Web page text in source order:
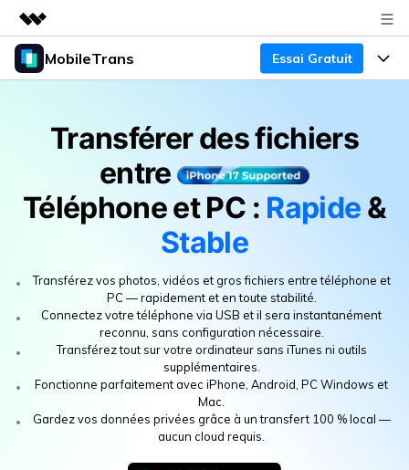
Produits phares
À propos
Actualités
Support
MobileTrans Essai Gratuit
Fonctionnalités
Solutions
Ressources
Transfert de Données Téléphone
Sauvegarde & Restauration
Gestionnaire WhatsApp
Transfert d'autres Applications
EXPLOREZ PLUS DE SUJETS
Tarifs pour Windows
Tarifs pour Mac
Tarifs pour App
Plan Business
Plan Éducation
Centre d'aide
Concours & ÉvénementsTÉLÉCHARGER
Transférer des fichiers
entre
Téléphone et PC : Rapide &
Stable
Transférez vos photos, vidéos et gros fichiers entre téléphone et
PC — rapidement et en toute stabilité.
Connectez votre téléphone via USB et il sera instantanément
reconnu, sans configuration nécessaire.
Transférez tout sur votre ordinateur sans iTunes ni outils
supplémentaires.
Fonctionne parfaitement avec iPhone, Android, PC Windows et
Mac.
Gardez vos données privées grâce à un transfert 100 % local —
aucun cloud requis.